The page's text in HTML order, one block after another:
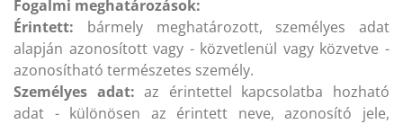
Fogalmi meghatározások:
Érintett: bármely meghatározott, személyes adat
alapján azonosított vagy - közvetlenül vagy közvetve -
azonosítható természetes személy.
Személyes adat: az érintettel kapcsolatba hozható
adat - különösen az érintett neve, azonosító jele,